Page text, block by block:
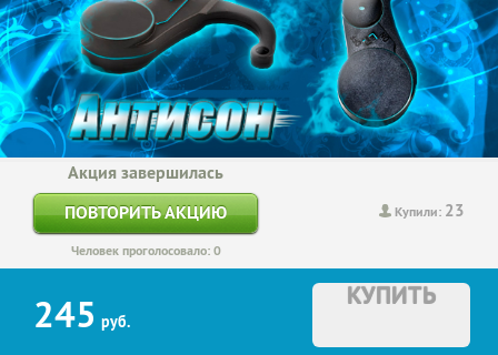
Купили: 23
Акция завершилась
ПОВТОРИТЬ АКЦИЮ
Человек проголосовало: 0
245 руб.
КУПИТЬ